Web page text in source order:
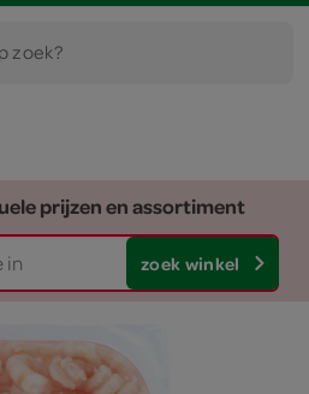
zoek?
prijzen en assortiment
zoek winkel